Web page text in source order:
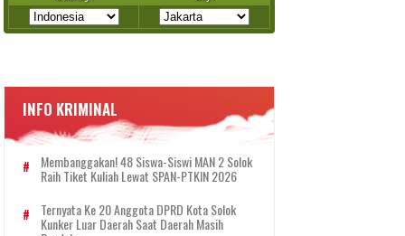
INFO KRIMINAL
Membanggakan! 48 Siswa-Siswi MAN 2 Solok
Raih Tiket Kuliah Lewat SPAN-PTKIN 2026
Ternyata Ke 20 Anggota DPRD Kota Solok
Kunker Luar Daerah Saat Daerah Masih